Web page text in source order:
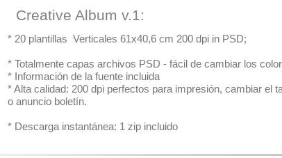
  Creative Album v.1:
* 20 plantillas  Verticales 61x40,6 cm 200 dpi in PSD;
* Totalmente capas archivos PSD - fácil de cambiar los
* Información de la fuente incluida
* Alta calidad: 200 dpi perfectos para impresión, cambiar el
o anuncio boletín.
* Descarga instantánea: 1 zip incluido